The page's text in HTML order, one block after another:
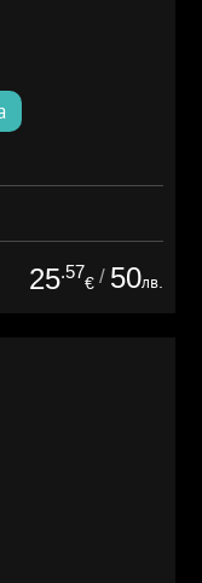
25.57
€ / 50лв.